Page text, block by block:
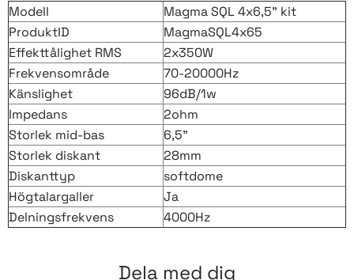
Modell
Magma SQL 4x6,5" kit
ProduktID
MagmaSQL4x65
Effekttålighet RMS
2x350W
Frekvensområde
70-20000Hz
Känslighet
96dB/1w
Impedans
2ohm
Storlek mid-bas
6,5"
Storlek diskant
28mm
Diskanttyp
softdome
Högtalargaller
Ja
Delningsfrekvens
4000Hz
Dela med dig